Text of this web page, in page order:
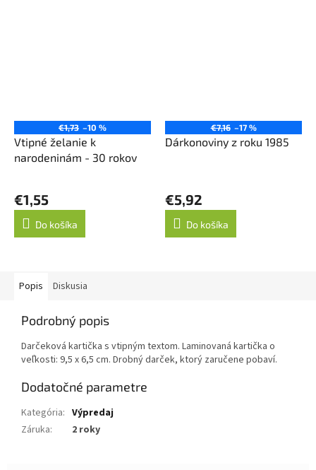
€1,73 –10 %
Vtipné želanie k
narodeninám - 30 rokov
€1,55
Do košíka
€7,16 –17 %
Dárkonoviny z roku 1985
€5,92
Do košíka
Popis Diskusia
Podrobný popis
Darčeková kartička s vtipným textom. Laminovaná kartička o
veľkosti: 9,5 x 6,5 cm. Drobný darček, ktorý zaručene pobaví.
Dodatočné parametre
Kategória: Výpredaj
Záruka: 2 roky